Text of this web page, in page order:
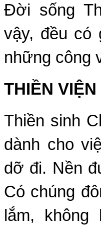
Ðời sống
vậy, đều có
những công
THIỀN
Thiền sinh
dành cho
dỡ đi. Nền
Có chúng
lắm,